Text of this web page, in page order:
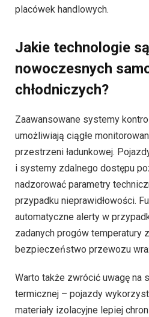
placówek handlowych.
Jakie technologie
nowoczesnych
chłodniczych?
Zaawansowane systemy
umożliwiają ciągłe
przestrzeni ładunkowej.
i systemy zdalnego dostępu
nadzorować parametry
przypadku nieprawidłowości.
automatyczne alerty w
zadanych progów temperatury
bezpieczeństwo przewozu
Warto także zwrócić uwagę na
termicznej – pojazdy
materiały izolacyjne lepiej